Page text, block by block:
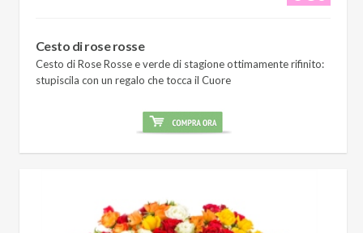
Cesto di rose rosse
Cesto di Rose Rosse e verde di stagione ottimamente rifinito:
stupiscila con un regalo che tocca il Cuore